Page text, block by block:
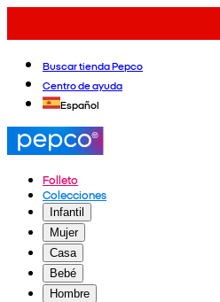
Buscar tienda Pepco
Centro de ayuda
Español
Folleto
Colecciones
Infantil
Mujer
Casa
Bebé
Hombre